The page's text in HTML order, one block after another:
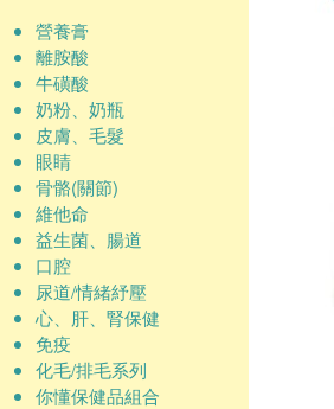
營養膏
離胺酸
牛磺酸
奶粉、奶瓶
皮膚、毛髮
眼睛
骨骼(關節)
維他命
益生菌、腸道
口腔
尿道/情緒紓壓
心、肝、腎保健
免疫
化毛/排毛系列
你懂保健品組合